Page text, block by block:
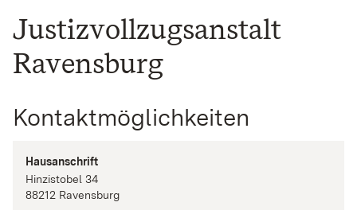
Justizvollzugsanstalt
Ravensburg
Kontaktmöglichkeiten
Hausanschrift
Hinzistobel 34
88212 Ravensburg